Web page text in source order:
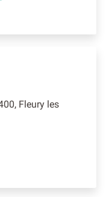
Fleury les